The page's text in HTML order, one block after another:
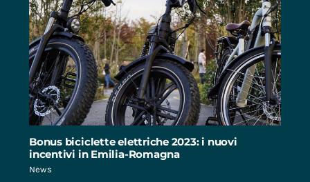
Bonus biciclette elettriche 2023: i nuovi
incentivi in Emilia-Romagna
News